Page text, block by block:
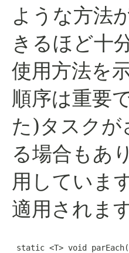
ような方法
きるほど十
使用方法を
順序は重要
た)タスクが
る場合もあ
用していま
適用されます
static <T> void